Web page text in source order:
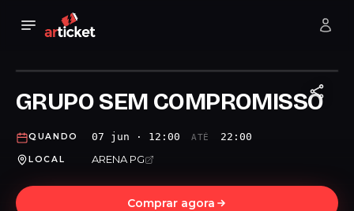
GRUPO SEM COMPROMISSO
QUANDO 07 jun · 12:00 ATÉ 22:00
LOCAL ARENA PG
Comprar agora